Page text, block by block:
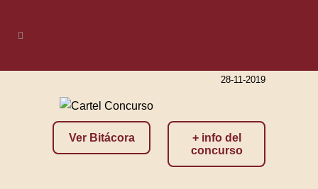
28-11-2019
Ver Bitácora
+ info del
concurso